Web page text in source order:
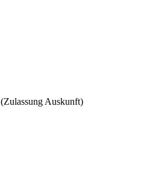
(Zulassung Auskunft)